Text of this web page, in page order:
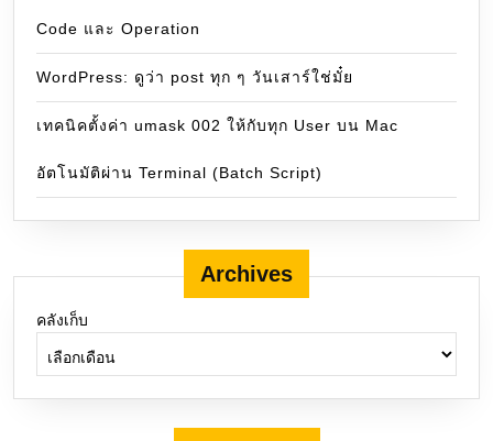
Code และ Operation
WordPress: ดูว่า post ทุก ๆ วันเสาร์ใช่มั๋ย
เทคนิคตั้งค่า umask 002 ให้กับทุก User บน Mac
อัตโนมัติผ่าน Terminal (Batch Script)
Archives
คลังเก็บ